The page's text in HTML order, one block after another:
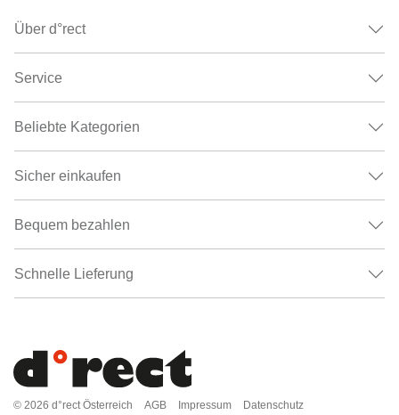
Über d°rect
Service
Beliebte Kategorien
Sicher einkaufen
Bequem bezahlen
Schnelle Lieferung
© 2026 d°rect Österreich AGB Impressum
Datenschutz